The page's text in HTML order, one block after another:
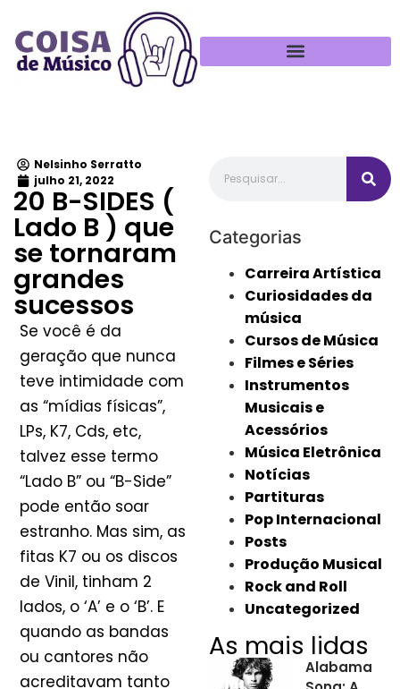
Nelsinho Serratto
julho 21, 2022
20 B-SIDES (
Lado B ) que
se tornaram
grandes
sucessos
Se você é da
geração que nunca
teve intimidade com
as “mídias físicas”,
LPs, K7, Cds, etc,
talvez esse termo
“Lado B” ou “B-Side”
pode então soar
estranho. Mas sim, as
fitas K7 ou os discos
de Vinil, tinham 2
lados, o ‘A’ e o ‘B’. E
quando as bandas
ou cantores não
acreditavam tanto
Categorias
Carreira Artística
Curiosidades da
música
Cursos de Música
Filmes e Séries
Instrumentos
Musicais e
Acessórios
Música Eletrônica
Notícias
Partituras
Pop Internacional
Posts
Produção Musical
Rock and Roll
Uncategorized
As mais lidas
Alabama